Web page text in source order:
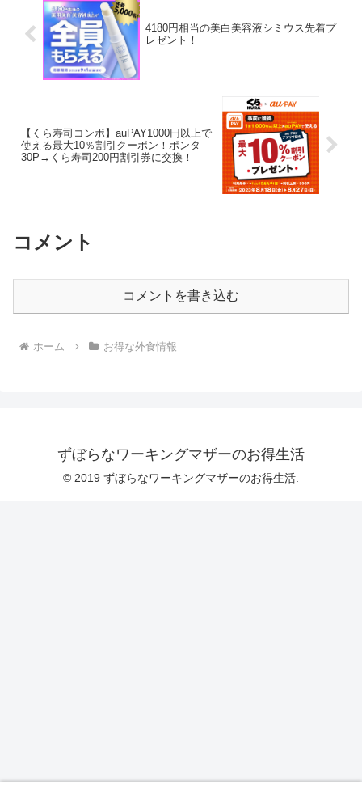
4180円相当の美白美容液シミウス先着プ
レゼント！
【くら寿司コンボ】auPAY1000円以上で
使える最大10％割引クーポン！ポンタ
30P→くら寿司200円割引券に交換！
コメント
コメントを書き込む
ホーム お得な外食情報
ずぼらなワーキングマザーのお得生活
© 2019 ずぼらなワーキングマザーのお得生活.